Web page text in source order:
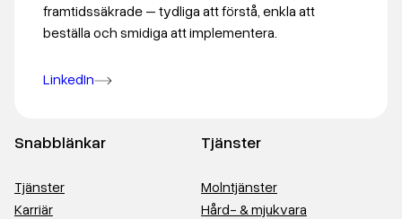
framtidssäkrade – tydliga att förstå, enkla att
beställa och smidiga att implementera.
LinkedIn
Snabblänkar
Tjänster
Karriär
Tjänster
Molntjänster
Hård- & mjukvara